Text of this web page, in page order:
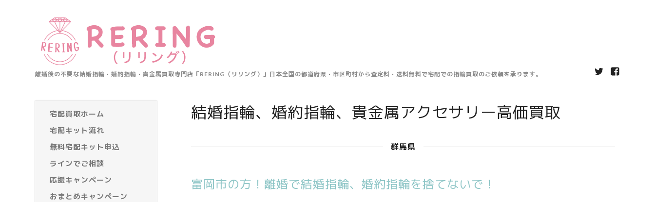
離婚後の不要な結婚指輪・婚約指輪・貴金属買取専門店「RERING（リリング）」日本全国の都道府県・市区町村から査定料・送料無料で宅配での指輪買取のご依頼を承ります。
宅配買取ホーム
宅配キット流れ
無料宅配キット申込
ラインでご相談
応援キャンペーン
おまとめキャンペーン
結婚指輪、婚約指輪、貴金属アクセサリー高価買取
群馬県
富岡市の方！離婚で結婚指輪、婚約指輪を捨てないで！